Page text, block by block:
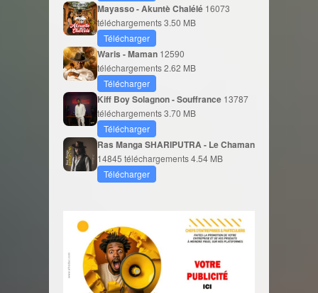
Mayasso - Akuntè Chalélé 16073
téléchargements3.50 MB
Télécharger
Waris - Maman 12590
téléchargements2.62 MB
Télécharger
Kiff Boy Solagnon - Souffrance 13787
téléchargements3.70 MB
Télécharger
Ras Manga SHARIPUTRA - Le Chaman
14845 téléchargements4.54 MB
Télécharger